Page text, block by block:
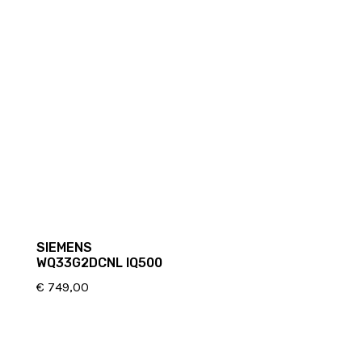
SIEMENS
WQ33G2DCNL IQ500
€ 749,00